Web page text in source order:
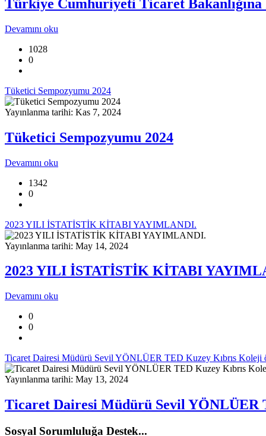
Türkiye Cumhuriyeti Ticaret
Devamını oku
1028
0
Tüketici Sempozyumu 2024
Yayınlanma tarihi: Kas 7, 2024
Tüketici Sempozyumu 2024
Devamını oku
1342
0
2023 YILI İSTATİSTİK KİTABI YAYIMLANDI.
Yayınlanma tarihi: May 14, 2024
2023 YILI İSTATİSTİK KİTABI
Devamını oku
0
0
Ticaret Dairesi Müdürü Sevil YÖNLÜER TED Kuzey Kıbrıs Koleji
Yayınlanma tarihi: May 13, 2024
Ticaret Dairesi Müdürü Sevil YÖNLÜER
Sosyal Sorumluluğa Destek...